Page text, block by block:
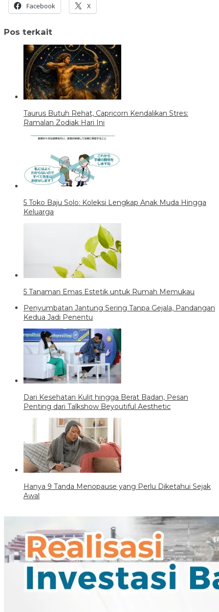
Facebook X
Pos terkait
Taurus Butuh Rehat, Capricorn Kendalikan Stres:
Ramalan Zodiak Hari Ini
5 Toko Baju Solo: Koleksi Lengkap Anak Muda Hingga
Keluarga
5 Tanaman Emas Estetik untuk Rumah Memukau
Penyumbatan Jantung Sering Tanpa Gejala, Pandangan
Kedua Jadi Penentu
Dari Kesehatan Kulit hingga Berat Badan, Pesan
Penting dari Talkshow Beyoutiful Aesthetic
Hanya 9 Tanda Menopause yang Perlu Diketahui Sejak
Awal